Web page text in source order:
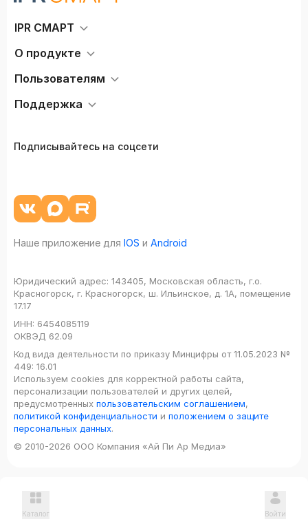
IPR СМАРТ
О продукте
Пользователям
Поддержка
Подписывайтесь на соцсети
Наше приложение для IOS и Android
Юридический адрес: 143405, Московская область, г.о.
Красногорск, г. Красногорск, ш. Ильинское, д. 1А, помещение
17.17
ИНН: 6454085119
ОКВЭД 62.09
Код вида деятельности по приказу Минцифры от 11.05.2023 №
449: 16.01
Используем cookies для корректной работы сайта,
персонализации пользователей и других целей,
предусмотренных пользовательским соглашением,
политикой конфиденциальности и положением о защите
персональных данных.
© 2010-2026 ООО Компания «Ай Пи Ар Медиа»
Каталог Войти